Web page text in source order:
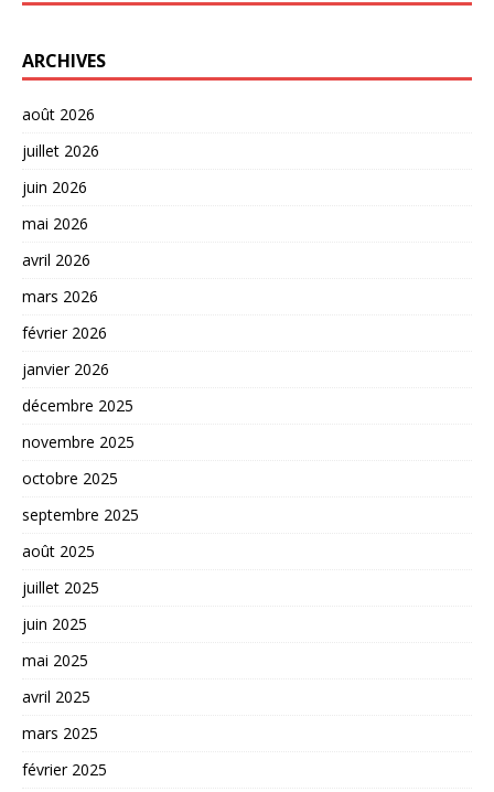
ARCHIVES
août 2026
juillet 2026
juin 2026
mai 2026
avril 2026
mars 2026
février 2026
janvier 2026
décembre 2025
novembre 2025
octobre 2025
septembre 2025
août 2025
juillet 2025
juin 2025
mai 2025
avril 2025
mars 2025
février 2025